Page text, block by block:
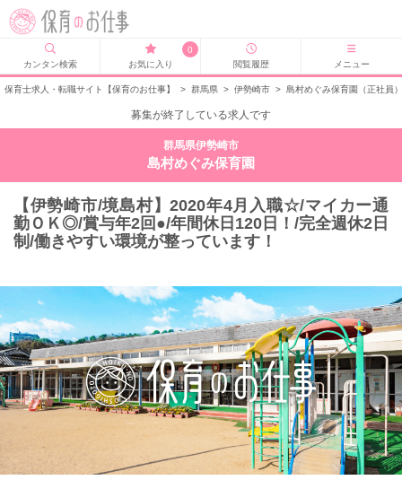
カンタン検索
0
お気に入り
閲覧履歴 メニュー
保育士求人・転職サイト【保育のお仕事】 > 群馬県 > 伊勢崎市 > 島村めぐみ保育園（正社員）
募集が終了している求人です
群馬県伊勢崎市
島村めぐみ保育園
【伊勢崎市/境島村】2020年4月入職☆/マイカー通
勤ＯＫ◎/賞与年2回●/年間休日120日！/完全週休2日
制/働きやすい環境が整っています！